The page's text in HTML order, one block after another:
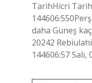
TarihHicri
daha Güneş
20242
144606:57